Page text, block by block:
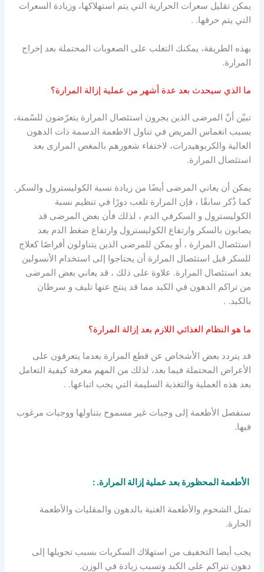
يمكن تقليل سعرات الحرارية التي يتم استهلاكها، وزيادة السعرات
التي يتم حرقها. .
بهذه الطريقة، يمكنك التغلب على الصعوبات المحتملة بعد إخراج
المرارة.
ما الذي سيحدث بعد عدة أشهر من عملية إزالة المرارة؟
تبيّن أنّ المرضى الذين يجرون استئصال المرارة يتعرّضون للسّمنة،
بسبب انغماس المريض في تناول الاطعمة الدسمة ذات الدهون
العالية والكربوهيدرات، لاختفاء شعورهم بالمغص المرارى بعد
استئصال المرارة.
يمكن أن يعاني المرضى أيضًا من زيادة نسبة الكوليسترول والسكر.
كما ذُكر سابقًا ، فإن المرارة تلعب دورًا في تنظيم نسبة
الكوليسترول و السكرفي الدم ، لذلك فأن بعض المرضى قد
يصابون بالسكر وارتفاع الكوليسترول وارتفاع ضغط الدم بعد
استئصال المرارة ، أو يمكن للمرضى الذين يتناولون أقراصًا كعلاج
للسكر قبل استئصال المرارة أن يحتاجوا إلى استخدام الأنسولين
بعد استئصال المرارة. علاوة على ذلك ، قد يعاني بعض المرضى
من تراكم الدهون في الكبد مما قد ينتج عنها تليف و سرطان
بالكبد. .
ما هو النظام الغذائي اللازم بعد إزالة المرارة؟
قد يتردد بعض الأشخاص عن قطع المرارة بعدما يتعرفون على
الأعراض المحتملة فيما بعد، لذلك من المهم معرفة كيفية التعامل
بعد هذه العملية والتغذية السليمة التي يجب اتباعها. .
سنفصل الأطعمة إلى وجبات غير مسموح بتناولها ووجبات مرغوب
فيها.
الأطعمة المحظورة بعد عملية إزالة المرارة. :
تمثل الشحوم والأطعمة الغنية بالدهون والمقليات والأطعمة
الحارة.
يجب أيضا التخفيف من استهلاك السكريات بسبب تحويلها إلى
دهون تتراكم على الكبد وتسبب زيادة في الوزن.